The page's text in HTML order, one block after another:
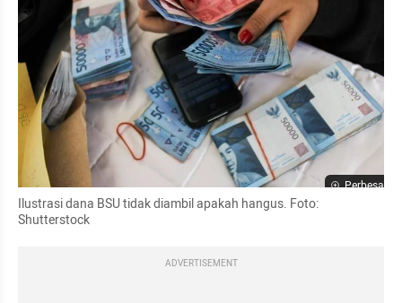
Perbesar
Ilustrasi dana BSU tidak diambil apakah hangus. Foto:
Shutterstock
ADVERTISEMENT